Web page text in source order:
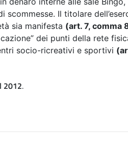
Il titolare
sia manifesta (art. 7, comma
dei punti della rete
socio-ricreativi e sportivi
2012.